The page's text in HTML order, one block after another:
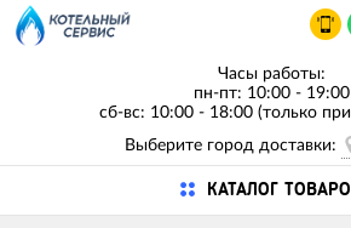
Часы работы:
пн-пт: 10:00 - 19:00
сб-вс: 10:00 - 18:00 (только
Выберите город доставки:
КАТАЛОГ